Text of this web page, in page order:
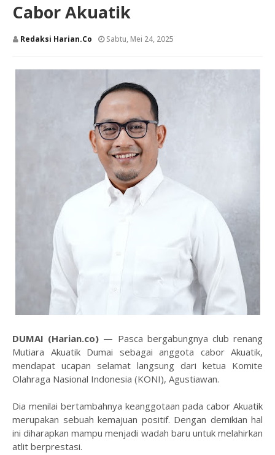
Cabor Akuatik
Redaksi Harian.co Sabtu, Mei 24, 2025
DUMAI (Harian.co) — Pasca bergabungnya club renang
Mutiara Akuatik Dumai sebagai anggota cabor Akuatik,
mendapat ucapan selamat langsung dari ketua Komite
Olahraga Nasional Indonesia (KONI), Agustiawan.
Dia menilai bertambahnya keanggotaan pada cabor Akuatik
merupakan sebuah kemajuan positif. Dengan demikian hal
ini diharapkan mampu menjadi wadah baru untuk melahirkan
atlit berprestasi.